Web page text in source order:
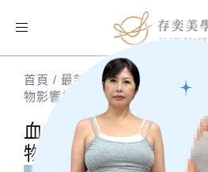
Toggle
首頁 / 最新消息/血栓飲食禁忌
物影響抗凝血藥作用
血栓飲食禁忌有哪些
物影響抗凝血藥作用